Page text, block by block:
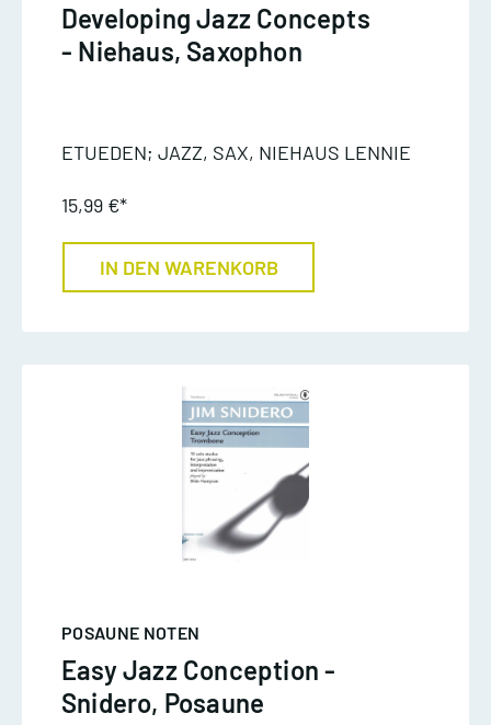
Developing Jazz Concepts
- Niehaus, Saxophon
ETUEDEN; JAZZ, SAX, NIEHAUS LENNIE
15,99 €*
IN DEN WARENKORB
POSAUNE NOTEN
Easy Jazz Conception -
Snidero, Posaune